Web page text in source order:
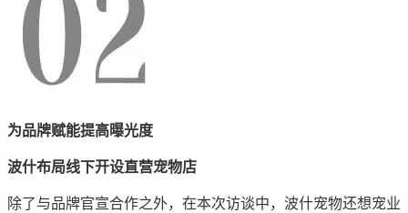
为品牌赋能提高曝光度
波什布局线下开设直营宠物店
除了与品牌官宣合作之外，在本次访谈中，波什宠物还想宠业